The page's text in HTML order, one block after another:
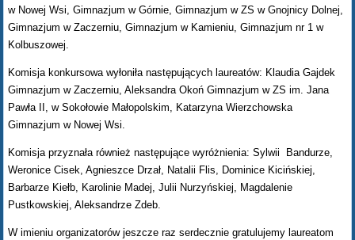
w Nowej Wsi, Gimnazjum w Górnie, Gimnazjum w ZS w Gnojnicy Dolnej,
Gimnazjum w Zaczerniu, Gimnazjum w Kamieniu, Gimnazjum nr 1 w
Kolbuszowej.
Komisja konkursowa wyłoniła następujących laureatów: Klaudia Gajdek
Gimnazjum w Zaczerniu, Aleksandra Okoń Gimnazjum w ZS im. Jana
Pawła II, w Sokołowie Małopolskim, Katarzyna Wierzchowska
Gimnazjum w Nowej Wsi.
Komisja przyznała również następujące wyróżnienia: Sylwii Bandurze,
Weronice Cisek, Agnieszce Drzał, Natalii Flis, Dominice Kicińskiej,
Barbarze Kiełb, Karolinie Madej, Julii Nurzyńskiej, Magdalenie
Pustkowskiej, Aleksandrze Zdeb.
W imieniu organizatorów jeszcze raz serdecznie gratulujemy laureatom